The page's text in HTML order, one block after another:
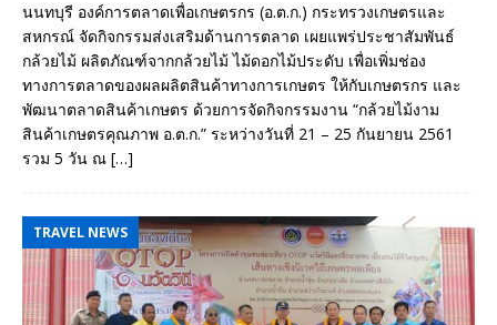
นนทบุรี องค์การตลาดเพื่อเกษตรกร (อ.ต.ก.) กระทรวงเกษตรและ
สหกรณ์ จัดกิจกรรมส่งเสริมด้านการตลาด เผยแพร่ประชาสัมพันธ์
กล้วยไม้ ผลิตภัณฑ์จากกล้วยไม้ ไม้ดอกไม้ประดับ เพื่อเพิ่มช่อง
ทางการตลาดของผลผลิตสินค้าทางการเกษตร ให้กับเกษตรกร และ
พัฒนาตลาดสินค้าเกษตร ด้วยการจัดกิจกรรมงาน “กล้วยไม้งาม
สินค้าเกษตรคุณภาพ อ.ต.ก.” ระหว่างวันที่ 21 – 25 กันยายน 2561
รวม 5 วัน ณ […]
TRAVEL NEWS